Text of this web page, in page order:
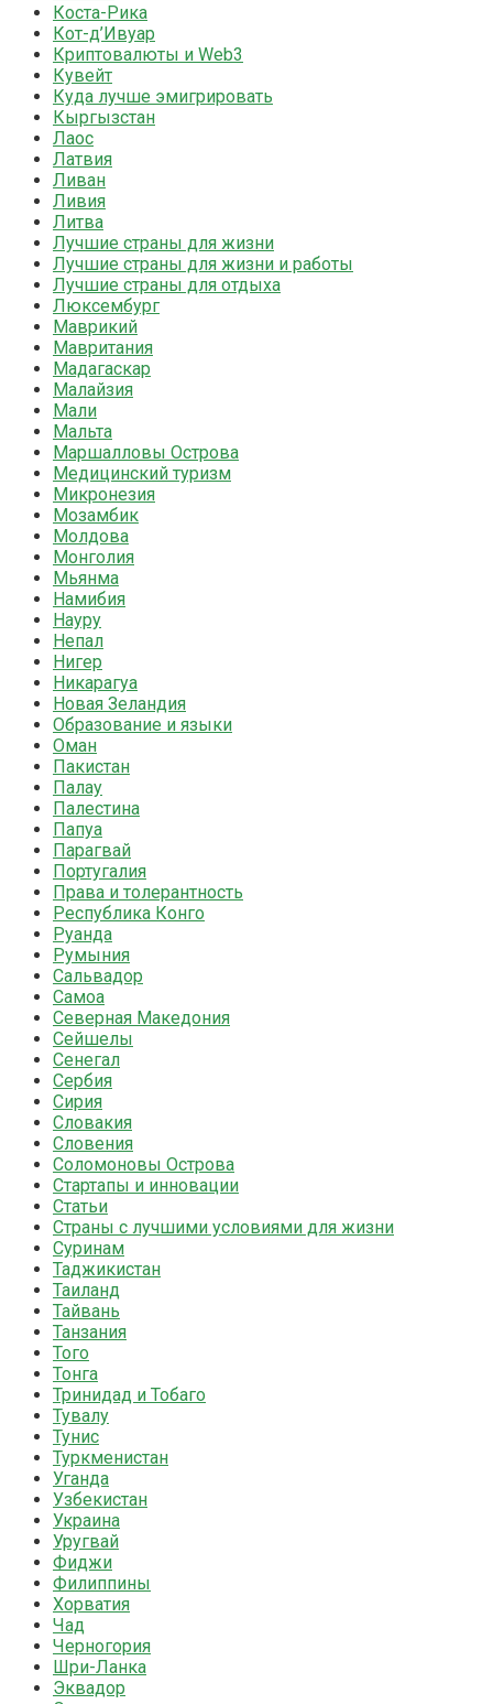
Коста-Рика
Кот-д’Ивуар
Криптовалюты и Web3
Кувейт
Куда лучше эмигрировать
Кыргызстан
Лаос
Латвия
Ливан
Ливия
Литва
Лучшие страны для жизни
Лучшие страны для жизни и работы
Лучшие страны для отдыха
Люксембург
Маврикий
Мавритания
Мадагаскар
Малайзия
Мали
Мальта
Маршалловы Острова
Медицинский туризм
Микронезия
Мозамбик
Молдова
Монголия
Мьянма
Намибия
Науру
Непал
Нигер
Никарагуа
Новая Зеландия
Образование и языки
Оман
Пакистан
Палау
Палестина
Папуа
Парагвай
Португалия
Права и толерантность
Республика Конго
Руанда
Румыния
Сальвадор
Самоа
Северная Македония
Сейшелы
Сенегал
Сербия
Сирия
Словакия
Словения
Соломоновы Острова
Стартапы и инновации
Статьи
Страны с лучшими условиями для жизни
Суринам
Таджикистан
Таиланд
Тайвань
Танзания
Того
Тонга
Тринидад и Тобаго
Тувалу
Тунис
Туркменистан
Уганда
Узбекистан
Украина
Уругвай
Фиджи
Филиппины
Хорватия
Чад
Черногория
Шри-Ланка
Эквадор